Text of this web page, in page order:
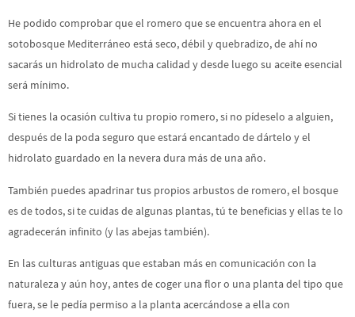
He podido comprobar que el romero que se encuentra ahora en el
sotobosque Mediterráneo está seco, débil y quebradizo, de ahí no
sacarás un hidrolato de mucha calidad y desde luego su aceite esencial
será mínimo.
Si tienes la ocasión cultiva tu propio romero, si no pídeselo a alguien,
después de la poda seguro que estará encantado de dártelo y el
hidrolato guardado en la nevera dura más de una año.
También puedes apadrinar tus propios arbustos de romero, el bosque
es de todos, si te cuidas de algunas plantas, tú te beneficias y ellas te lo
agradecerán infinito (y las abejas también).
En las culturas antiguas que estaban más en comunicación con la
naturaleza y aún hoy, antes de coger una flor o una planta del tipo que
fuera, se le pedía permiso a la planta acercándose a ella con